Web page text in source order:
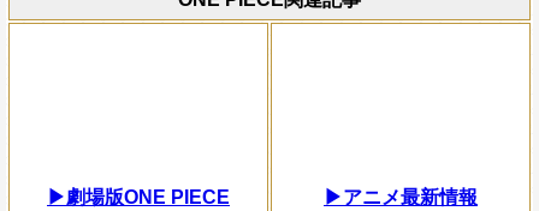
▶劇場版ONE PIECE
▶アニメ最新情報